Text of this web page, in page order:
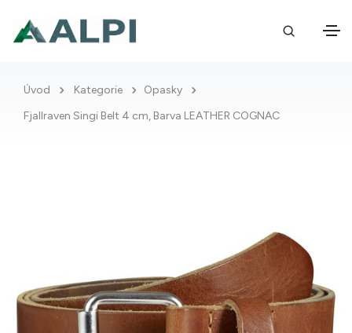
Úvod Kategorie
Opasky
Fjallraven Singi Belt 4 cm, Barva LEATHER COGNAC